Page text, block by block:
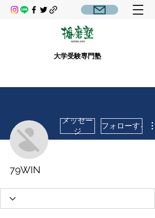
大学受験専門塾
メッセー
ジ
フォローする
79WIN